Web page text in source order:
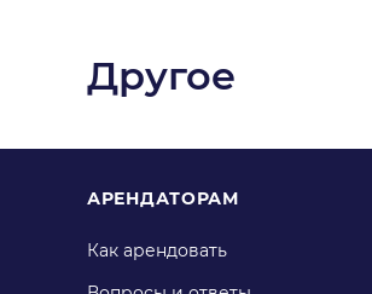
Другое
АРЕНДАТОРАМ
Как арендовать